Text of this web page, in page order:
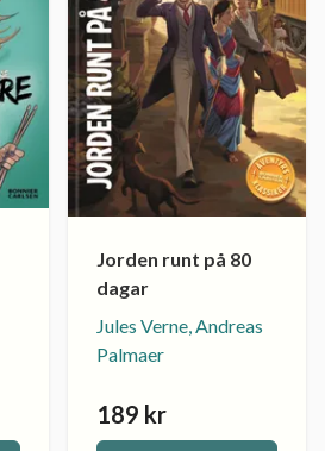
Jorden runt på 80
dagar
Jules Verne, Andreas
Palmaer
189 kr